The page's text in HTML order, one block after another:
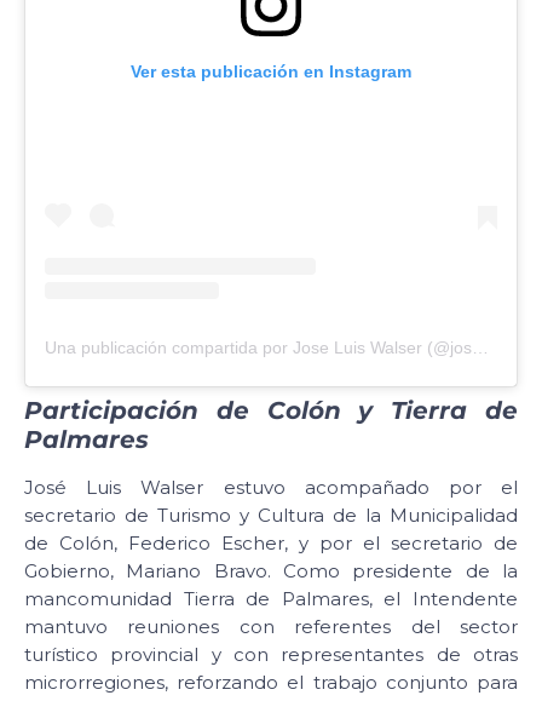
Ver esta publicación en Instagram
Participación de Colón y Tierra de
Palmares
José Luis Walser estuvo acompañado por el
secretario de Turismo y Cultura de la Municipalidad
de Colón, Federico Escher, y por el secretario de
Gobierno, Mariano Bravo. Como presidente de la
mancomunidad Tierra de Palmares, el Intendente
mantuvo reuniones con referentes del sector
turístico provincial y con representantes de otras
microrregiones, reforzando el trabajo conjunto para